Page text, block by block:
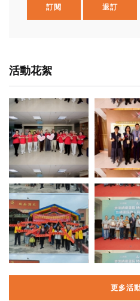
訂閱 退訂
活動花絮
更多活